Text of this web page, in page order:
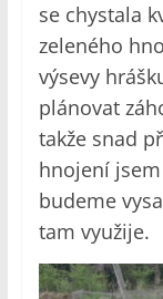
se chystala
zeleného
výsevy
plánovat
takže snad
hnojení
budeme
tam využije.